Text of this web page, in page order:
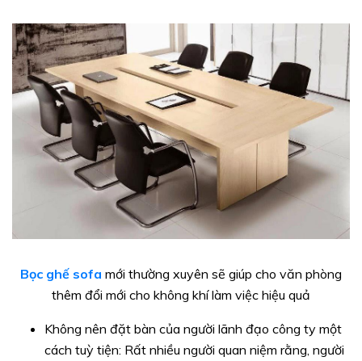
Bọc ghế sofa mới thường xuyên sẽ giúp cho văn phòng
thêm đổi mới cho không khí làm việc hiệu quả
Không nên đặt bàn của người lãnh đạo công ty một
cách tuỳ tiện: Rất nhiều người quan niệm rằng, người